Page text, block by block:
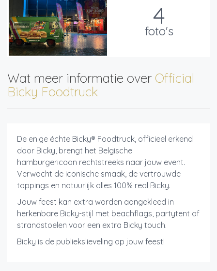
4
foto's
Wat meer informatie over Official
Bicky Foodtruck
De enige échte Bicky® Foodtruck, officieel erkend
door Bicky, brengt het Belgische
hamburgericoon rechtstreeks naar jouw event.
Verwacht de iconische smaak, de vertrouwde
toppings en natuurlijk alles 100% real Bicky.
Jouw feest kan extra worden aangekleed in
herkenbare Bicky-stijl met beachflags, partytent of
strandstoelen voor een extra Bicky touch.
Bicky is de publiekslieveling op jouw feest!